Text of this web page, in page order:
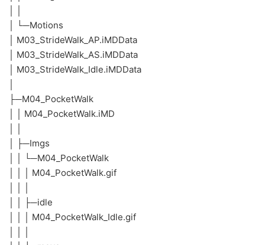
│ └─Motions
│ M03_StrideWalk_AP.iMDData
│ M03_StrideWalk_AS.iMDData
│ M03_StrideWalk_Idle.iMDData
├─M04_PocketWalk
│ │ M04_PocketWalk.iMD
│ ├─Imgs
│ │ └─M04_PocketWalk
│ │ │ M04_PocketWalk.gif
│ │ ├─idle
│ │ │ M04_PocketWalk_Idle.gif